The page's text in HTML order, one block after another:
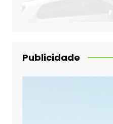
Publicidade